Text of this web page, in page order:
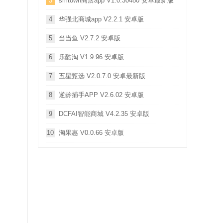
4 华强北商城app V2.2.1 安卓版
5 当当鱼 V2.7.2 安卓版
6 乐酷淘 V1.9.96 安卓版
7 五星甄选 V2.0.7.0 安卓最新版
8 逆龄捕手APP V2.6.02 安卓版
9 DCFAI智能商城 V4.2.35 安卓版
10 淘果惠 V0.0.66 安卓版